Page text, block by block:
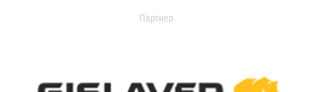
Партнер